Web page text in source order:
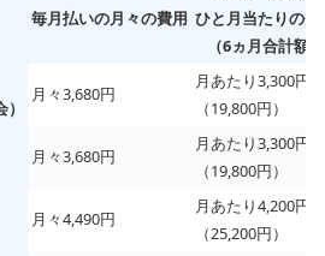
毎月払いの月々の費用 ひと月当たりの費
（6ヵ月合計額）
月々3,680円
月あたり3,300円
（19,800円）
月々3,680円
月あたり3,300円
（19,800円）
月々4,490円
月あたり4,200円
（25,200円）